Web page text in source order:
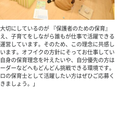
切にしているのが 『保護者のための保育』
、子育てをしながら誰もが仕事で活躍できる
営しています。そのため、この理念に共感し
ます。オフイクの方針にそってお仕事してい
身の保育理念を叶えたいや、自分優先の方は
ダーなどへもどんどん挑戦できる環境です。
の保育士として活躍したい方はぜひご応募く
ましょう。」